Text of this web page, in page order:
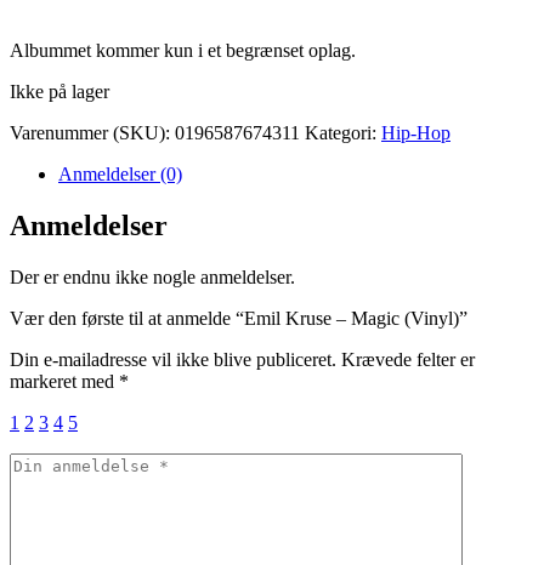
Albummet kommer kun i et begrænset oplag.
Ikke på lager
Varenummer (SKU): 0196587674311 Kategori: Hip-Hop
Anmeldelser (0)
Anmeldelser
Der er endnu ikke nogle anmeldelser.
Vær den første til at anmelde “Emil Kruse – Magic (Vinyl)”
Din e-mailadresse vil ikke blive publiceret. Krævede felter er
markeret med *
1 2 3 4 5